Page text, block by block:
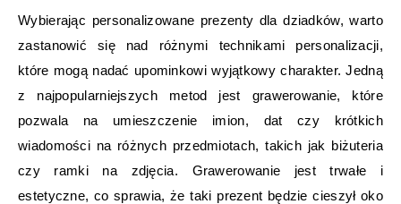
Wybierając personalizowane prezenty dla dziadków, warto
zastanowić się nad różnymi technikami personalizacji,
które mogą nadać upominkowi wyjątkowy charakter. Jedną
z najpopularniejszych metod jest grawerowanie, które
pozwala na umieszczenie imion, dat czy krótkich
wiadomości na różnych przedmiotach, takich jak biżuteria
czy ramki na zdjęcia. Grawerowanie jest trwałe i
estetyczne, co sprawia, że taki prezent będzie cieszył oko